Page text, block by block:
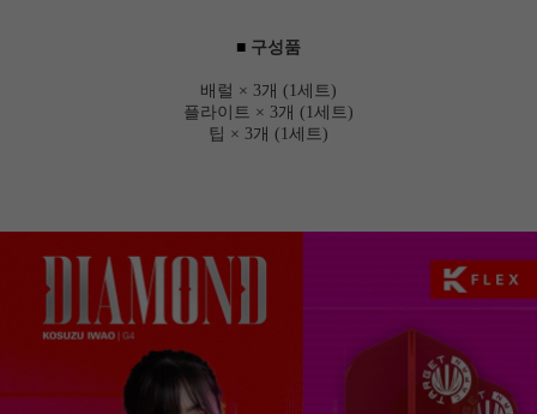
■ 구성품
배럴 × 3개 (1세트)
플라이트 × 3개 (1세트)
팁 × 3개 (1세트)